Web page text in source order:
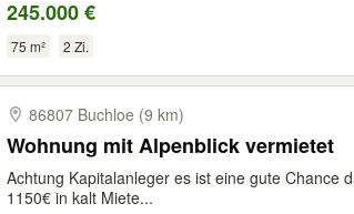
245.000 €
75 m² 2 Zi.
86807 Buchloe (9 km)
Wohnung mit Alpenblick vermietet
Achtung Kapitalanleger es ist eine gute Chance
1150€ in kalt Miete...